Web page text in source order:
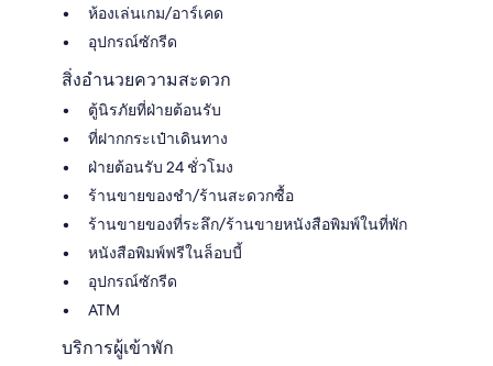
ห้องเล่นเกม/อาร์เคด
อุปกรณ์ซักรีด
สิ่งอำนวยความสะดวก
ตู้นิรภัยที่ฝ่ายต้อนรับ
ที่ฝากกระเป๋าเดินทาง
ฝ่ายต้อนรับ 24 ชั่วโมง
ร้านขายของชำ/ร้านสะดวกซื้อ
ร้านขายของที่ระลึก/ร้านขายหนังสือพิมพ์ในที่พัก
หนังสือพิมพ์ฟรีในล็อบบี้
อุปกรณ์ซักรีด
ATM
บริการผู้เข้าพัก